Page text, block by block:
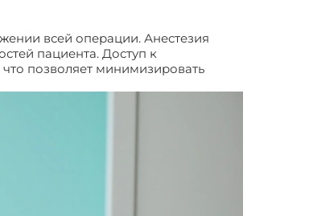
всей операции. Анестезия
пациента. Доступ к
позволяет минимизировать